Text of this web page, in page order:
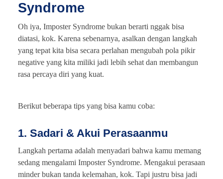
Syndrome
Oh iya, Imposter Syndrome bukan berarti nggak bisa
diatasi, kok. Karena sebenarnya, asalkan dengan langkah
yang tepat kita bisa secara perlahan mengubah pola pikir
negative yang kita miliki jadi lebih sehat dan membangun
rasa percaya diri yang kuat.
Berikut beberapa tips yang bisa kamu coba:
1. Sadari & Akui Perasaanmu
Langkah pertama adalah menyadari bahwa kamu memang
sedang mengalami Imposter Syndrome. Mengakui perasaan
minder bukan tanda kelemahan, kok. Tapi justru bisa jadi